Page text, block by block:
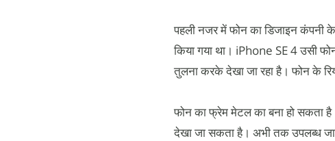
पहली नजर में फोन का डिजाइन कंपनी
किया गया था। iPhone SE 4 उसी
तुलना करके देखा जा रहा है। फोन के
फोन का फ्रेम मेटल का बना हो सकता
देखा जा सकता है। अभी तक उपलब्ध